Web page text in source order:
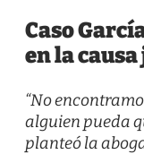
Caso
en la
“No
alguien pueda
planteó la